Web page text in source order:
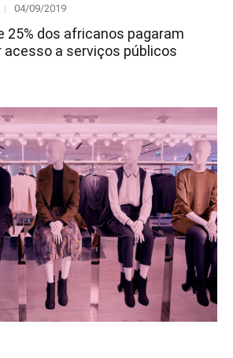
Posted
04/09/2019
25% dos africanos pagaram
acesso a serviços públicos